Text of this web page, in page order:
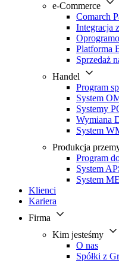
e-Commerce
Comarch
Integracja
Platforma
Sprzedaż
Handel
Program
System
Systemy
Wymiana
System
Produkcja
Program
System
System
Klienci
Kariera
Firma
Kim jesteśmy
O nas
Spółki z